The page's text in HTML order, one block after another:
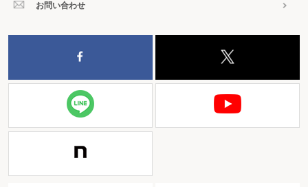
お問い合わせ